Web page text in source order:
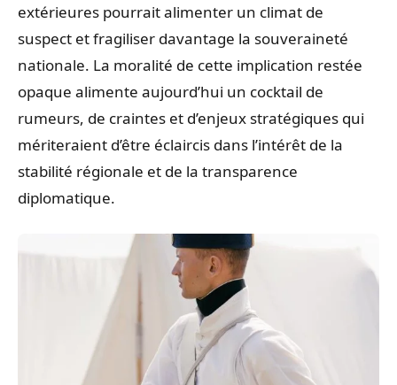
extérieures pourrait alimenter un climat de
suspect et fragiliser davantage la souveraineté
nationale. La moralité de cette implication restée
opaque alimente aujourd’hui un cocktail de
rumeurs, de craintes et d’enjeux stratégiques qui
mériteraient d’être éclaircis dans l’intérêt de la
stabilité régionale et de la transparence
diplomatique.